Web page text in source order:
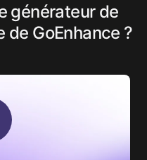
générateur de
de GoEnhance ?